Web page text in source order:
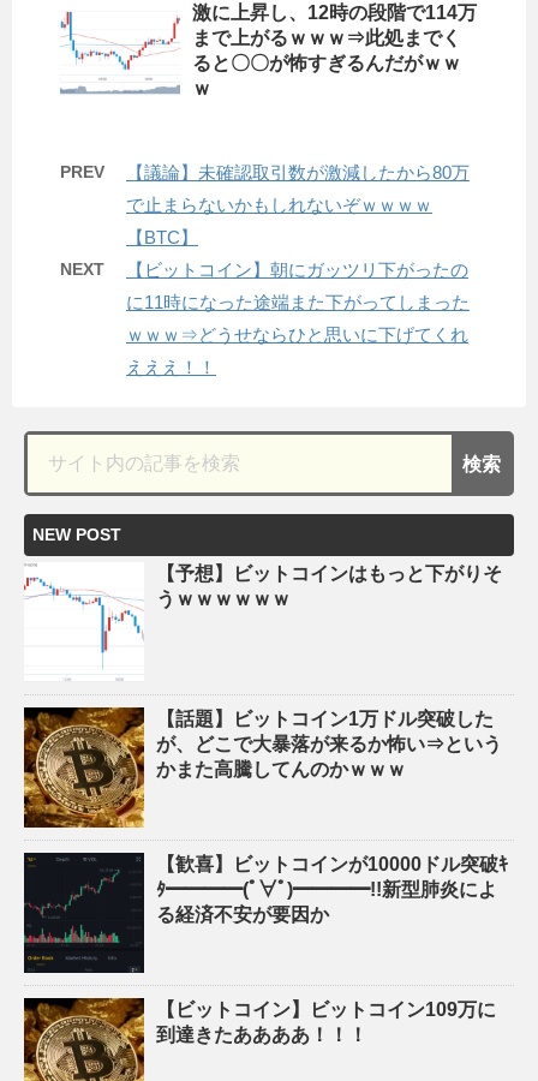
激に上昇し、12時の段階で114万
まで上がるｗｗｗ⇒此処までく
ると〇〇が怖すぎるんだがｗｗ
ｗ
PREV
【議論】未確認取引数が激減したから80万
で止まらないかもしれないぞｗｗｗｗ
【BTC】
NEXT
【ビットコイン】朝にガッツリ下がったの
に11時になった途端また下がってしまった
ｗｗｗ⇒どうせならひと思いに下げてくれ
えええ！！
NEW POST
【予想】ビットコインはもっと下がりそ
うｗｗｗｗｗｗ
【話題】ビットコイン1万ドル突破した
が、どこで大暴落が来るか怖い⇒という
かまた高騰してんのかｗｗｗ
【歓喜】ビットコインが10000ドル突破ｷ
ﾀ━━━━(ﾟ∀ﾟ)━━━━!!新型肺炎によ
る経済不安が要因か
【ビットコイン】ビットコイン109万に
到達きたああああ！！！